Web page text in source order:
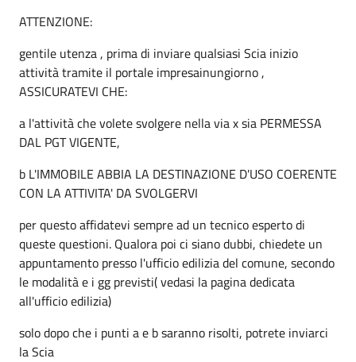
ATTENZIONE:
gentile utenza , prima di inviare qualsiasi Scia inizio
attività tramite il portale impresainungiorno ,
ASSICURATEVI CHE:
a l'attività che volete svolgere nella via x sia PERMESSA
DAL PGT VIGENTE,
b L'IMMOBILE ABBIA LA DESTINAZIONE D'USO COERENTE
CON LA ATTIVITA' DA SVOLGERVI
per questo affidatevi sempre ad un tecnico esperto di
queste questioni. Qualora poi ci siano dubbi, chiedete un
appuntamento presso l'ufficio edilizia del comune, secondo
le modalità e i gg previsti( vedasi la pagina dedicata
all'ufficio edilizia)
solo dopo che i punti a e b saranno risolti, potrete inviarci
la Scia